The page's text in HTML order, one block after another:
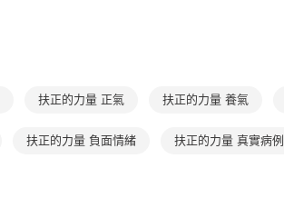
扶正的力量 正氣 扶正的力量 養氣
扶正的力量 負面情緒 扶正的力量 真實病例